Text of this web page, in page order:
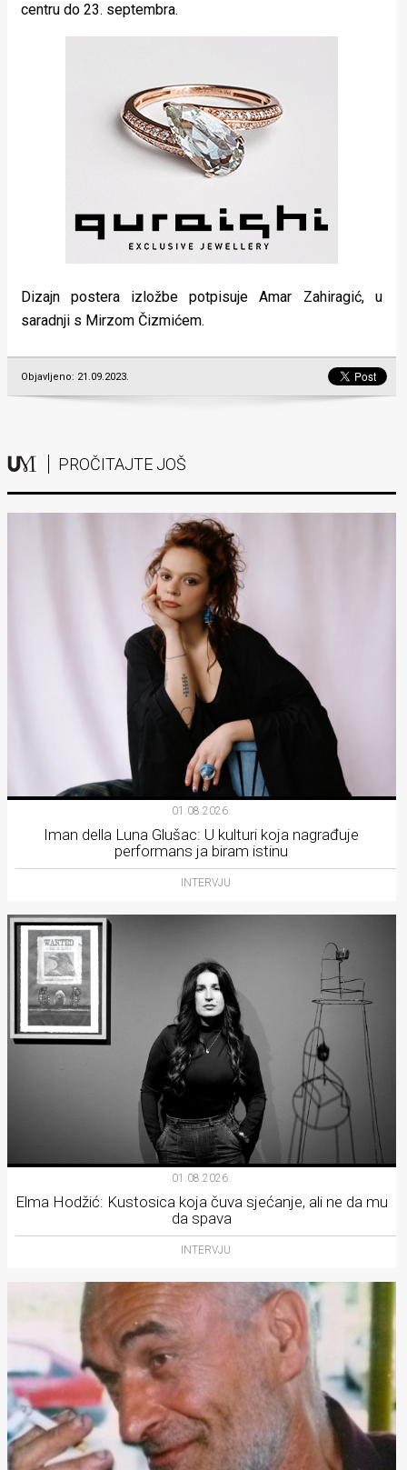
centru do 23. septembra.
Dizajn postera izložbe potpisuje Amar Zahiragić, u
saradnji s Mirzom Čizmićem.
Objavljeno: 21.09.2023.
PROČITAJTE JOŠ
01.08.2026.
Iman della Luna Glušac: U kulturi koja nagrađuje
performans ja biram istinu
INTERVJU
01.08.2026.
Elma Hodžić: Kustosica koja čuva sjećanje, ali ne da mu
da spava
INTERVJU